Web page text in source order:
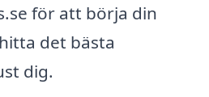
för att börja din
det bästa
dig.